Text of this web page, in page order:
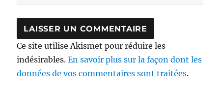
Ce site utilise Akismet pour réduire les
indésirables.En savoir plus sur la façon dont les
données de vos commentaires sont traitées.